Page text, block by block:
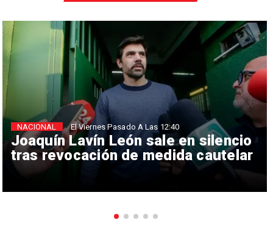
Joaquín Lavín León sale en silencio
tras revocación de medida cautelar
NACIONAL El Viernes Pasado A Las 12:40